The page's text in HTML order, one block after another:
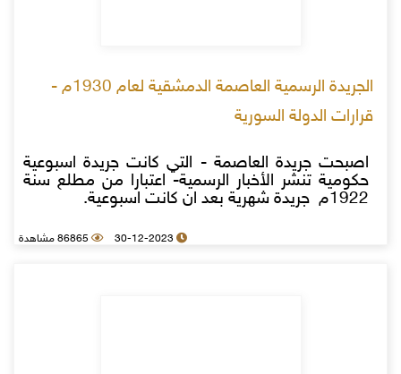
الجريدة الرسمية العاصمة الدمشقية لعام 1930م -
قرارات الدولة السورية
اصبحت جريدة العاصمة - التي كانت جريدة اسبوعية
حكومية تنشر الأخبار الرسمية- اعتبارا من مطلع سنة
1922م جريدة شهرية بعد ان كانت اسبوعية.
30-12-2023 86865 مشاهدة